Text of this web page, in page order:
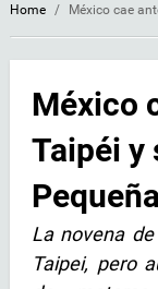
Home / México cae
México
Taipéi y
La novena
Taipei, pero